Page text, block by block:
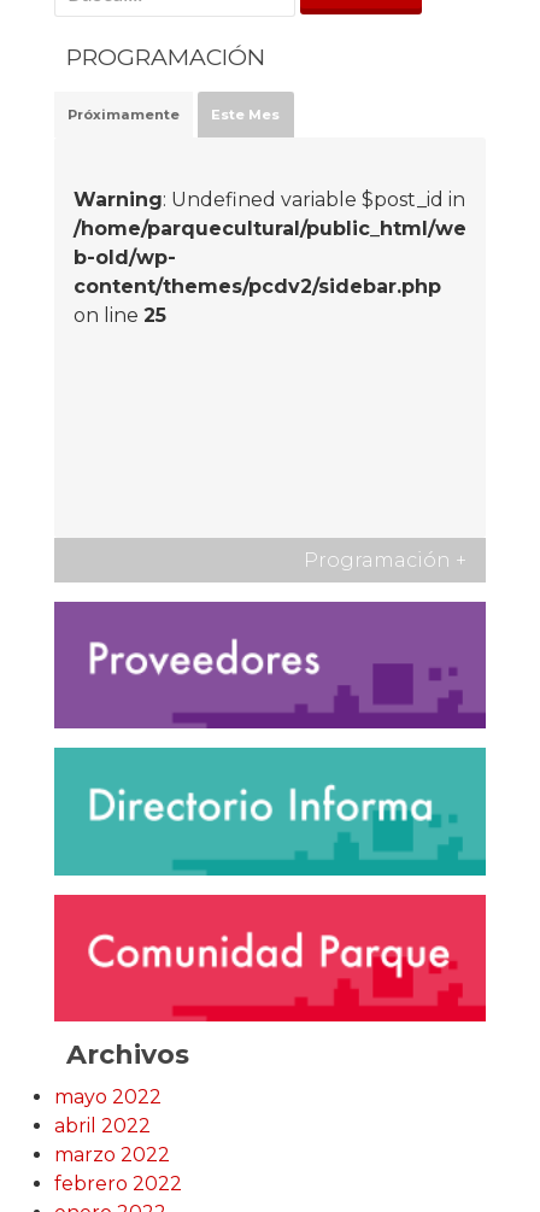
PROGRAMACIÓN
Próximamente Este Mes
Warning: Undefined variable $post_id in
/home/parquecultural/public_html/we
b-old/wp-
content/themes/pcdv2/sidebar.php
on line 25
Programación +
Archivos
mayo 2022
abril 2022
marzo 2022
febrero 2022